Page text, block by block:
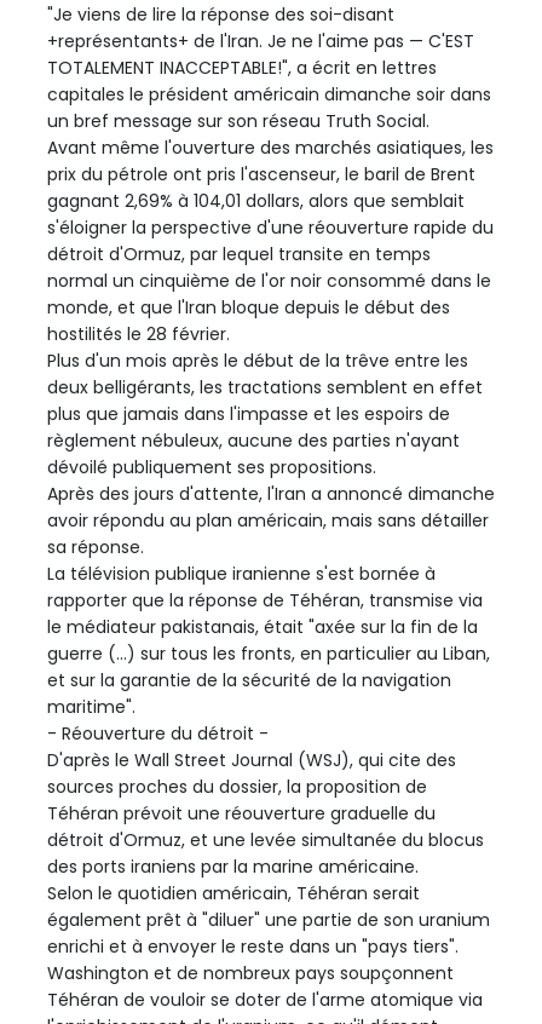
"Je viens de lire la réponse des soi-disant
+représentants+ de l'Iran. Je ne l'aime pas — C'EST
TOTALEMENT INACCEPTABLE!", a écrit en lettres
capitales le président américain dimanche soir dans
un bref message sur son réseau Truth Social.
Avant même l'ouverture des marchés asiatiques, les
prix du pétrole ont pris l'ascenseur, le baril de Brent
gagnant 2,69% à 104,01 dollars, alors que semblait
s'éloigner la perspective d'une réouverture rapide du
détroit d'Ormuz, par lequel transite en temps
normal un cinquième de l'or noir consommé dans le
monde, et que l'Iran bloque depuis le début des
hostilités le 28 février.
Plus d'un mois après le début de la trêve entre les
deux belligérants, les tractations semblent en effet
plus que jamais dans l'impasse et les espoirs de
règlement nébuleux, aucune des parties n'ayant
dévoilé publiquement ses propositions.
Après des jours d'attente, l'Iran a annoncé dimanche
avoir répondu au plan américain, mais sans détailler
sa réponse.
La télévision publique iranienne s'est bornée à
rapporter que la réponse de Téhéran, transmise via
le médiateur pakistanais, était "axée sur la fin de la
guerre (...) sur tous les fronts, en particulier au Liban,
et sur la garantie de la sécurité de la navigation
maritime".
- Réouverture du détroit -
D'après le Wall Street Journal (WSJ), qui cite des
sources proches du dossier, la proposition de
Téhéran prévoit une réouverture graduelle du
détroit d'Ormuz, et une levée simultanée du blocus
des ports iraniens par la marine américaine.
Selon le quotidien américain, Téhéran serait
également prêt à "diluer" une partie de son uranium
enrichi et à envoyer le reste dans un "pays tiers".
Washington et de nombreux pays soupçonnent
Téhéran de vouloir se doter de l'arme atomique via